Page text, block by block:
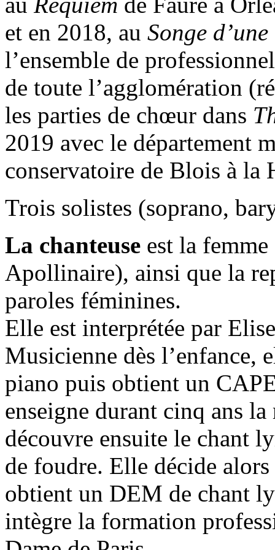
et en 2018, au Songe
l’ensemble de
de toute l’agglomération
les parties de chœur dans
2019 avec le département
conservatoire de Blois à la
Trois solistes (soprano,
La chanteuse est la
Apollinaire), ainsi que la
paroles féminines.
Elle est interprétée par
Musicienne dès l’enfance,
piano puis obtient un
enseigne durant cinq ans
découvre ensuite le chant
de foudre. Elle décide
obtient un DEM de chant
intègre la formation